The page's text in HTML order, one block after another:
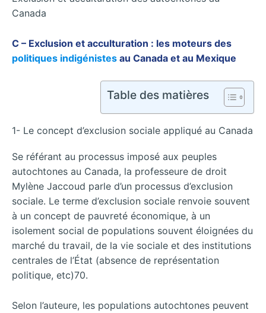
Canada
C – Exclusion et acculturation : les moteurs des
politiques indigénistes au Canada et au Mexique
Table des matières
1- Le concept d’exclusion sociale appliqué au Canada
Se référant au processus imposé aux peuples
autochtones au Canada, la professeure de droit
Mylène Jaccoud parle d’un processus d’exclusion
sociale. Le terme d’exclusion sociale renvoie souvent
à un concept de pauvreté économique, à un
isolement social de populations souvent éloignées du
marché du travail, de la vie sociale et des institutions
centrales de l’État (absence de représentation
politique, etc)70.
Selon l’auteure, les populations autochtones peuvent